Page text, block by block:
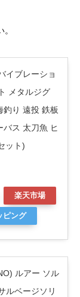
イブレーショ
メタルジグ
釣り 遠投 鉄板
バス 太刀魚 ヒ
ット)
楽天市場
ピング
ルアー ソル
ルベージソリ